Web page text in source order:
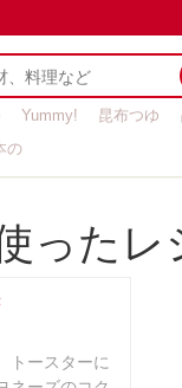
Yummy! 昆布つゆ
の
った
トースターに